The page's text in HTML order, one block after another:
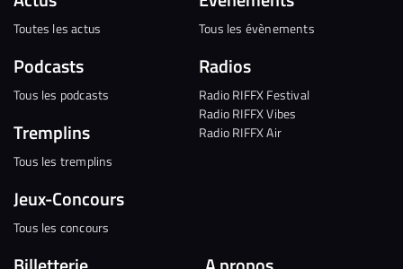
Toutes les actus
Podcasts
Tous les podcasts
Tremplins
Tous les tremplins
Jeux-Concours
Tous les concours
Tous les évènements
Radios
Radio RIFFX Festival
Radio RIFFX Vibes
Radio RIFFX Air